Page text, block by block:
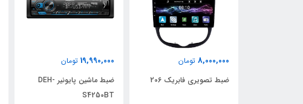
8,000,000 تومان
ضبط تصویری فابریک 206
19,990,000 تومان
ضبط ماشین پایونیر DEH-
S4250BT